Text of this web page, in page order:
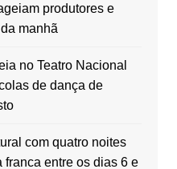
produtores e
manhã
no Teatro Nacional
de dança de
com quatro noites
franca entre os dias 6 e